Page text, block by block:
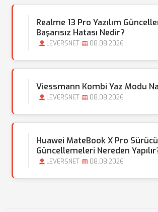
Realme 13 Pro Yazılım
Başarısız Hatası Nedir?
LEVERSNET 08.08.2026
Viessmann Kombi Yaz Modu
LEVERSNET 08.08.2026
Huawei MateBook X Pro Sürücü
Güncellemeleri Nereden
LEVERSNET 08.08.2026